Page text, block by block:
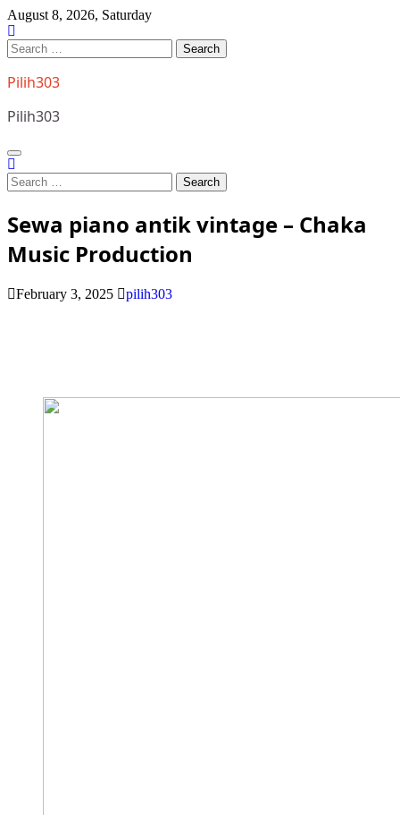
Skip
to
content
August 8, 2026, Saturday
Search
for:
Pilih303
Pilih303
Search
for:
Sewa piano antik vintage – Chaka
Music Production
February 3, 2025 pilih303